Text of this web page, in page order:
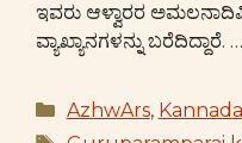
ಇವರು ಆಳ್ವಾರರ
ವ್ಯಾಖ್ಯಾನಗಳನ್ನು ಬರೆದಿದ್ದಾರೆ. …
Categories
AzhwArs, Kannada